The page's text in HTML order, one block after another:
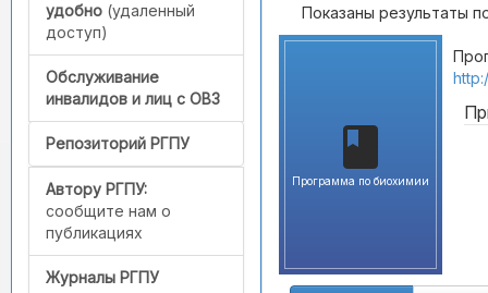
удобно (удаленный
доступ)
Обслуживание
инвалидов и лиц с ОВЗ
Репозиторий РГПУ
Автору РГПУ:
сообщите нам о
публикациях
Журналы РГПУ
Показаны результаты
Программа по биохимии